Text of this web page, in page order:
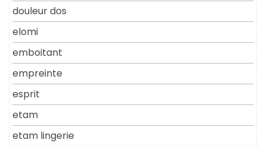
douleur dos
elomi
emboitant
empreinte
esprit
etam
etam lingerie